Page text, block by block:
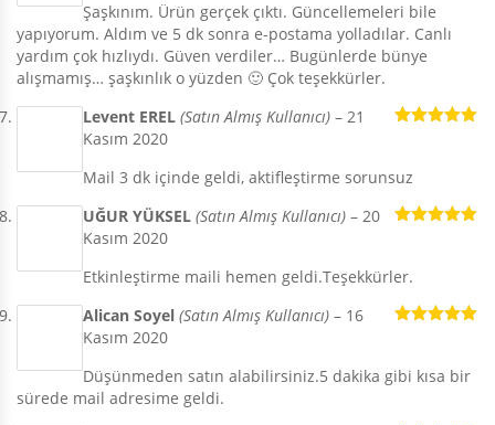
Şaşkınım. Ürün gerçek çıktı. Güncellemeleri bile
yapıyorum. Aldım ve 5 dk sonra e-postama yolladılar. Canlı
yardım çok hızlıydı. Güven verdiler… Bugünlerde bünye
alışmamış… şaşkınlık o yüzden 🙂 Çok teşekkürler.
Levent EREL (Satın Almış Kullanıcı) – 21
Kasım 2020
Mail 3 dk içinde geldi, aktifleştirme sorunsuz
UĞUR YÜKSEL (Satın Almış Kullanıcı) – 20
Kasım 2020
Etkinleştirme maili hemen geldi.Teşekkürler.
Alican Soyel (Satın Almış Kullanıcı) – 16
Kasım 2020
Düşünmeden satın alabilirsiniz.5 dakika gibi kısa bir
sürede mail adresime geldi.